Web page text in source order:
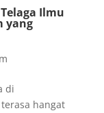
Ilmu
yang
di
hangat